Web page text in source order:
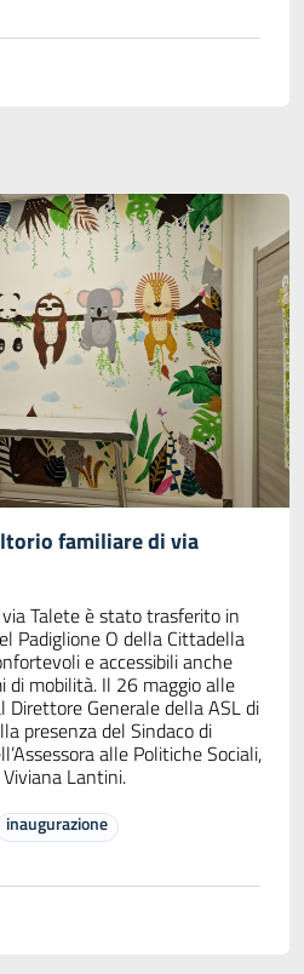
familiare di via
Talete è stato trasferito in
Padiglione O della Cittadella
e accessibili anche
di mobilità. Il 26 maggio alle
Direttore Generale della ASL di
presenza del Sindaco di
alle Politiche Sociali,
Lantini.
inaugurazione